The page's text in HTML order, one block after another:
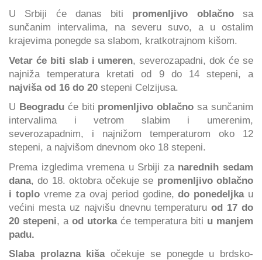
U Srbiji će danas biti promenljivo oblačnosa
sunčanim intervalima, na severu suvo, a u ostalim
krajevima ponegde sa slabom, kratkotrajnom kišom.
Vetar će biti slab i umeren, severozapadni, dok će se
najniža temperatura kretati od 9 do 14 stepeni, a
najviša od 16 do 20 stepeni Celzijusa.
U Beograduće biti promenljivo oblačno sa sunčanim
intervalima i vetrom slabim i umerenim,
severozapadnim, i najnižom temperaturom oko 12
stepeni, a najvišom dnevnom oko 18 stepeni.
Prema izgledima vremena u Srbiji za narednih sedam
dana, do 18. oktobra očekuje se promenljivo oblačno
i toplovreme za ovaj period godine,do ponedeljkau
većini mesta uz najvišu dnevnu temperaturuod 17 do
20 stepeni, a od utorkaće temperatura biti u manjem
padu.
Slaba prolazna kišaočekuje se ponegde u brdsko-